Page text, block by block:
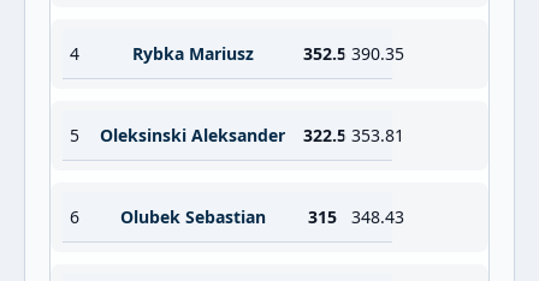
4 Rybka Mariusz 352.5 390.35
5 Oleksinski Aleksander 322.5 353.81
6 Olubek Sebastian 315 348.43